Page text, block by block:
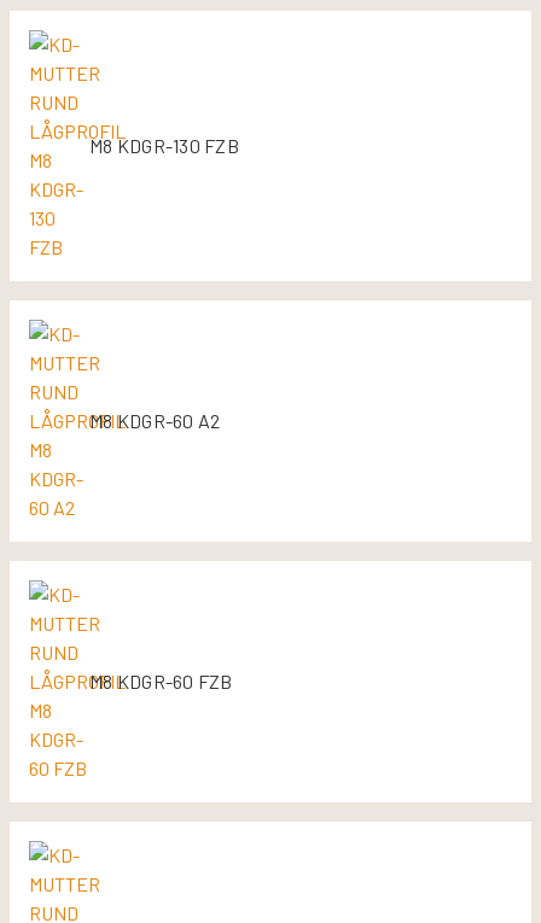
M8 KDGR-130 FZB
M8 KDGR-60 A2
M8 KDGR-60 FZB